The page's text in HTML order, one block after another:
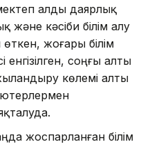
алды даярлық
және кәсіби білім алу
жоғары білім
соңғы алты
көлемі алты
жоспарланған білім